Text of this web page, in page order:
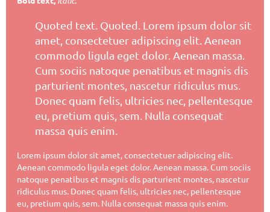
Quoted text. Quoted. Lorem ipsum dolor sit
amet, consectetuer adipiscing elit. Aenean
commodo ligula eget dolor. Aenean massa.
Cum sociis natoque penatibus et magnis dis
parturient montes, nascetur ridiculus mus.
Donec quam felis, ultricies nec, pellentesque
eu, pretium quis, sem. Nulla consequat
massa quis enim.
Lorem ipsum dolor sit amet, consectetuer adipiscing elit.
Aenean commodo ligula eget dolor. Aenean massa. Cum sociis
natoque penatibus et magnis dis parturient montes, nascetur
ridiculus mus. Donec quam felis, ultricies nec, pellentesque
eu, pretium quis, sem. Nulla consequat massa quis enim.